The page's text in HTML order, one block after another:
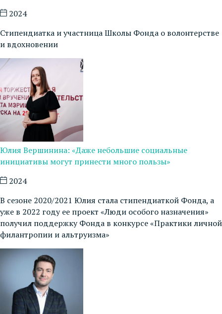
2024
Стипендиатка и участница Школы Фонда о волонтерстве
и вдохновении
Юлия Вершинина: «Даже небольшие социальные
инициативы могут принести много пользы»
2024
В сезоне 2020/2021 Юлия стала стипендиаткой Фонда, а
уже в 2022 году ее проект «Люди особого назначения»
получил поддержку Фонда в конкурсе «Практики личной
филантропии и альтруизма»